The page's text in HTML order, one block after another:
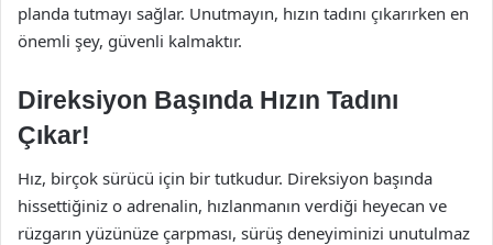
planda tutmayı sağlar. Unutmayın, hızın tadını çıkarırken en
önemli şey, güvenli kalmaktır.
Direksiyon Başında Hızın Tadını
Çıkar!
Hız, birçok sürücü için bir tutkudur. Direksiyon başında
hissettiğiniz o adrenalin, hızlanmanın verdiği heyecan ve
rüzgarın yüzünüze çarpması, sürüş deneyiminizi unutulmaz